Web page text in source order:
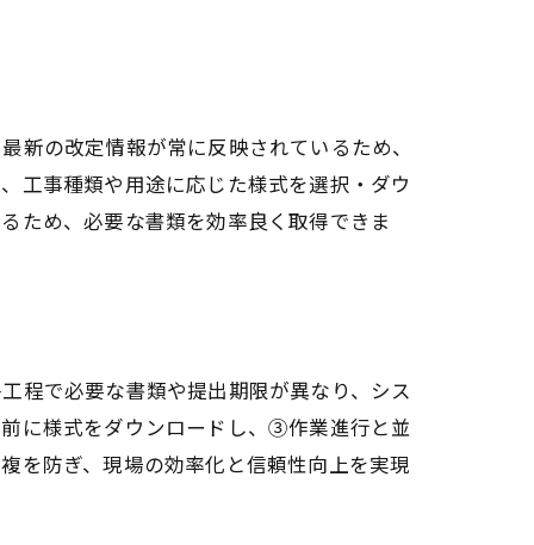
の改定情報が常に反映されているため、
工事種類や用途に応じた様式を選択・ダウ
ため、必要な書類を効率良く取得できま
程で必要な書類や提出期限が異なり、シス
に様式をダウンロードし、③作業進行と並
を防ぎ、現場の効率化と信頼性向上を実現